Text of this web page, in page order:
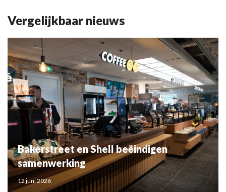
Vergelijkbaar nieuws
Bakerstreet en Shell beëindigen
samenwerking
12 juni 2026